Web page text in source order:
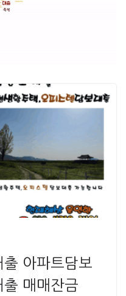
아파트담보
출 매매잔금